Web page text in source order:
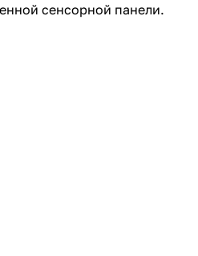
сенсорной панели.